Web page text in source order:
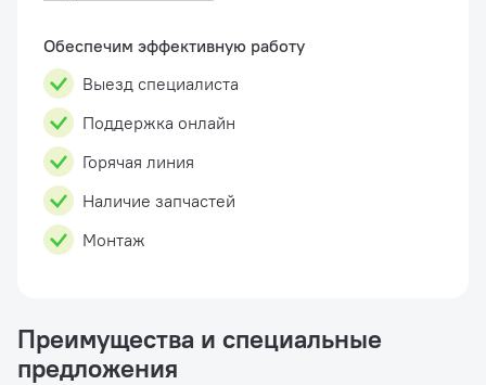
синхронизацией. Снятие с замков
Обеспечим эффективную работу
Выезд специалиста
Поддержка онлайн
Горячая линия
Наличие запчастей
Монтаж
Преимущества и специальные
предложения